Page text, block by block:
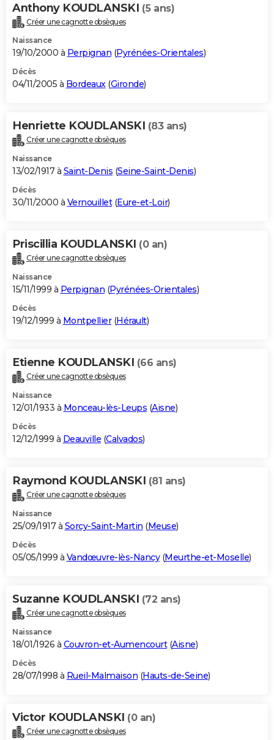
Anthony KOUDLANSKI (5 ans)
Créer une cagnotte obsèques
Naissance
19/10/2000 à Perpignan (Pyrénées-Orientales)
Décès
04/11/2005 à Bordeaux(Gironde)
Henriette KOUDLANSKI (83 ans)
Créer une cagnotte obsèques
Naissance
13/02/1917 à Saint-Denis (Seine-Saint-Denis)
Décès
30/11/2000 à Vernouillet(Eure-et-Loir)
Priscillia KOUDLANSKI (0 an)
Créer une cagnotte obsèques
Naissance
15/11/1999 à Perpignan (Pyrénées-Orientales)
Décès
19/12/1999 à Montpellier(Hérault)
Etienne KOUDLANSKI (66 ans)
Créer une cagnotte obsèques
Naissance
12/01/1933 à Monceau-lès-Leups (Aisne)
Décès
12/12/1999 à Deauville (Calvados)
Raymond KOUDLANSKI (81 ans)
Créer une cagnotte obsèques
Naissance
25/09/1917 à Sorcy-Saint-Martin (Meuse)
Décès
05/05/1999 à Vandœuvre-lès-Nancy(Meurthe-et-Moselle)
Suzanne KOUDLANSKI (72 ans)
Créer une cagnotte obsèques
Naissance
18/01/1926 à Couvron-et-Aumencourt(Aisne)
Décès
28/07/1998 à Rueil-Malmaison (Hauts-de-Seine)
Victor KOUDLANSKI (0 an)
Créer une cagnotte obsèques